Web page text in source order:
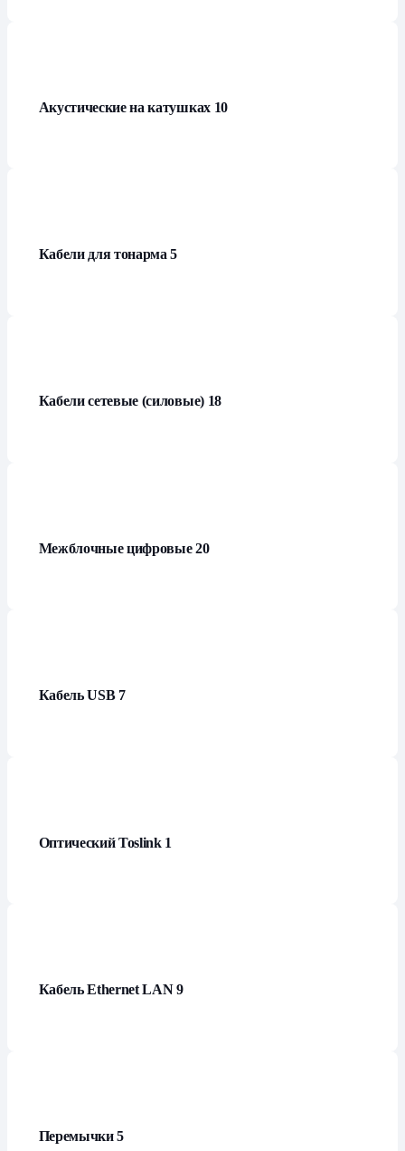
Акустические на катушках 10
Кабели для тонарма5
Кабели сетевые (силовые) 18
Межблочные цифровые20
Кабель USB 7
Оптический Toslink 1
Кабель Ethernet LAN9
Перемычки5